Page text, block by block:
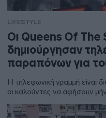
LIFESTYLE
Οι Queens Of The
δημιούργησαν
παραπόνων για
Η τηλεφωνική γραμμή είναι
οι καλούντες να αφήσουν